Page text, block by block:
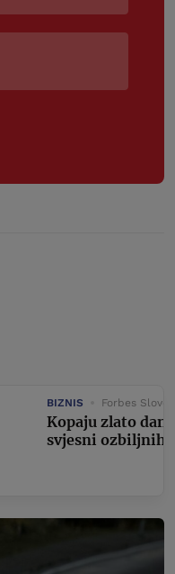
BIZNIS Forbes
Kopaju zlato dan
svjesni ozbiljnih